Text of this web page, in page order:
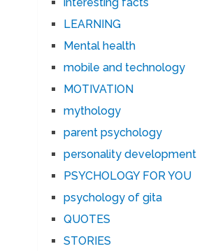
LEARNING
Mental health
mobile and technology
MOTIVATION
mythology
parent psychology
personality development
PSYCHOLOGY FOR YOU
psychology of gita
QUOTES
STORIES